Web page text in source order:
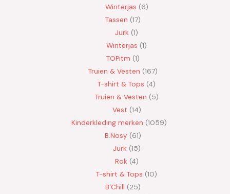
Winterjas 6
Tassen 17
Jurk 1
Winterjas 1
TOPitm 1
Truien & Vesten 167
T-shirt & Tops 4
Truien & Vesten 5
Vest 14
Kinderkleding merken 1059
B.Nosy 61
Jurk 15
Rok 4
T-shirt & Tops 10
B'Chill 25